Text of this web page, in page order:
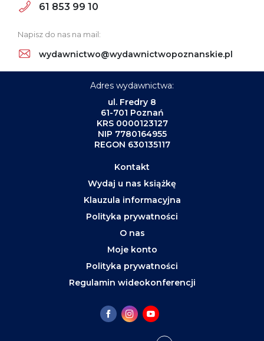
61 853 99 10
Napisz do nas na mail:
wydawnictwo@wydawnictwopoznanskie.pl
Adres wydawnictwa:
ul. Fredry 8
61-701 Poznań
KRS 0000123127
NIP 7780164955
REGON 630135117
Kontakt
Wydaj u nas książkę
Klauzula informacyjna
Polityka prywatności
O nas
Moje konto
Polityka prywatności
Regulamin wideokonferencji